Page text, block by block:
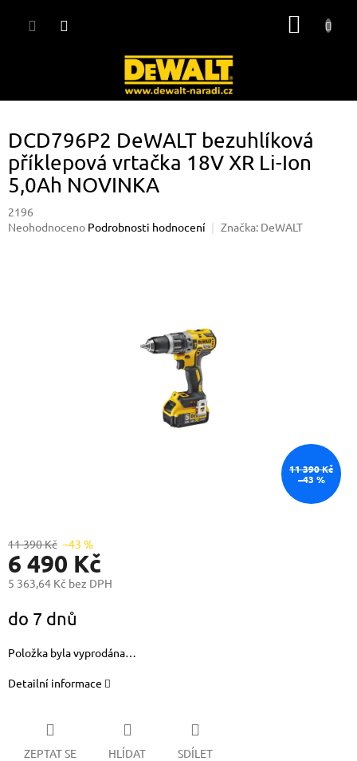
DCD796P2 DeWALT bezuhlíková
příklepová vrtačka 18V XR Li-Ion
5,0Ah NOVINKA
2196
Průměrné
Neohodnoceno Podrobnosti hodnocení Značka: DeWALT
11 390 Kč
–43 %
11 390 Kč –43 %
6 490 Kč
5 363,64 Kč bez DPH
cena:
do 7 dnů
Položka byla vyprodána…
Detailní informace
ZEPTAT SE HLÍDAT SDÍLET